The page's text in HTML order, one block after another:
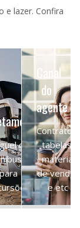
e lazer. Confira
de
para
Canal
do
agente
Contratos,
tabelas,
material
de vendas
e etc